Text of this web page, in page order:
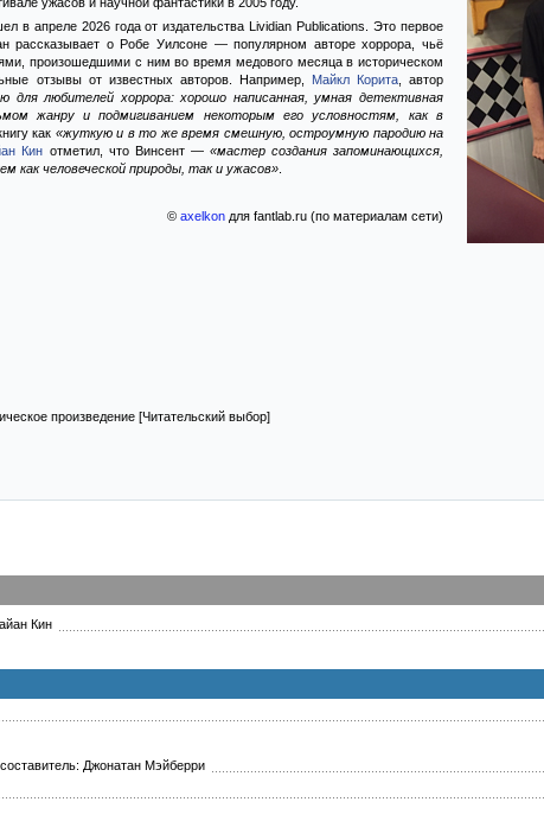
апреле 2026 года от издательства Lividian Publications. Это первое
рассказывает о Робе Уилсоне — популярном авторе хоррора, чьё
произошедшими с ним во время медового месяца в историческом
отзывы от известных авторов. Например, Майкл Корита, автор
для любителей хоррора: хорошо написанная, умная детективная
жанру и подмигиванием некоторым его условностям, как в
как «жуткую и в то же время смешную, остроумную пародию на
Кин отметил, что Винсент — «мастер создания запоминающихся,
как человеческой природы, так и ужасов»
© axelkon для fantlab.ru (по материалам сети)
произведение [Читательский выбор]
Кин
Джонатан Мэйберри